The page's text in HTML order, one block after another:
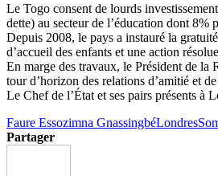
Le Togo consent de lourds
dette) au secteur de l’éducation dont 8%
Depuis 2008, le pays a instauré la
d’accueil des enfants et une action
En marge des travaux, le Président de
tour d’horizon des relations d’amitié et
Le Chef de l’État et ses pairs présents
Faure Essozimna GnassingbéLondres
Partager